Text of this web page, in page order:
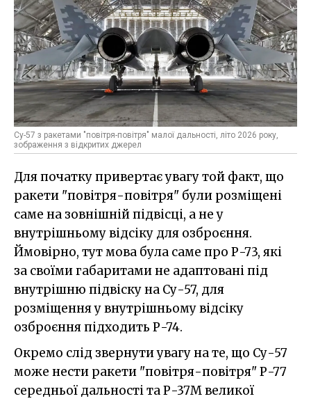
Су-57 з ракетами "повітря-повітря" малої дальності, літо 2026 року,
зображення з відкритих джерел
Для початку привертає увагу той факт, що
ракети "повітря-повітря" були розміщені
саме на зовнішній підвісці, а не у
внутрішньому відсіку для озброєння.
Ймовірно, тут мова була саме про Р-73, які
за своїми габаритами не адаптовані під
внутрішню підвіску на Су-57, для
розміщення у внутрішньому відсіку
озброєння підходить Р-74.
Окремо слід звернути увагу на те, що Су-57
може нести ракети "повітря-повітря" Р-77
середньої дальності та Р-37М великої